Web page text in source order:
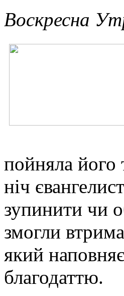
Воскресна
пойняла його
ніч
зупинити чи
змогли
який
благодаттю.